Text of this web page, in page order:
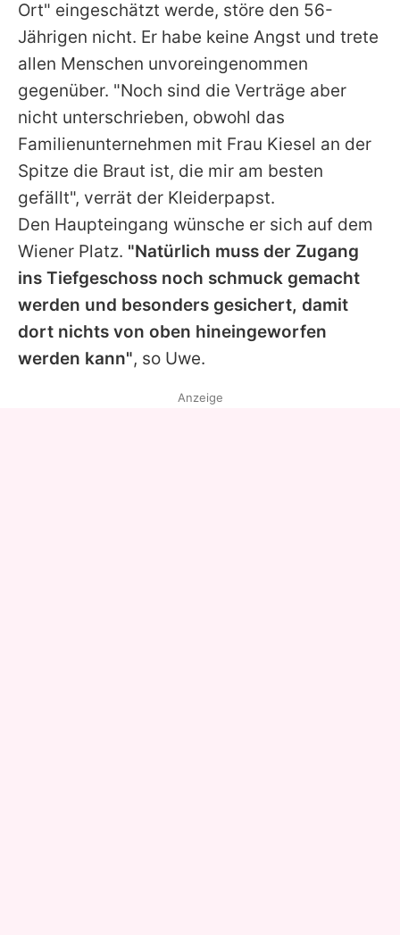
Ort" eingeschätzt werde, störe den 56-
Jährigen nicht. Er habe keine Angst und trete
allen Menschen unvoreingenommen
gegenüber. "Noch sind die Verträge aber
nicht unterschrieben, obwohl das
Familienunternehmen mit Frau Kiesel an der
Spitze die Braut ist, die mir am besten
gefällt", verrät der Kleiderpapst.
Den Haupteingang wünsche er sich auf dem
Wiener Platz. "Natürlich muss der Zugang
ins Tiefgeschoss noch schmuck gemacht
werden und besonders gesichert, damit
dort nichts von oben hineingeworfen
werden kann", so Uwe.
Anzeige